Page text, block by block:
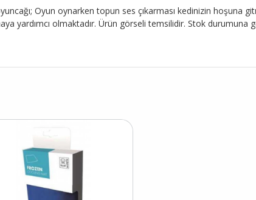
Oyun oynarken topun ses çıkarması kedinizin hoşuna
yardımcı olmaktadır. Ürün görseli temsilidir. Stok durumuna